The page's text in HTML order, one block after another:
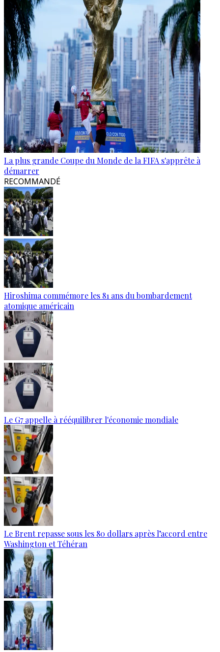
La plus grande Coupe du Monde de la FIFA s'apprête à
démarrer
RECOMMANDÉ
Hiroshima commémore les 81 ans du bombardement
atomique américain
Le G7 appelle à rééquilibrer l'économie mondiale
Le Brent repasse sous les 80 dollars après l’accord entre
Washington et Téhéran